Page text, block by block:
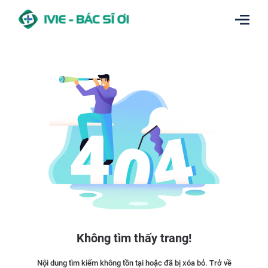
Không tìm thấy trang!
Nội dung tìm kiếm không tồn tại hoặc đã bị xóa bỏ. Trở về